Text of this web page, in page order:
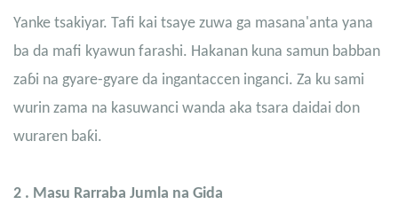
Yanke tsakiyar. Tafi kai tsaye zuwa ga masana'anta yana
ba da mafi kyawun farashi. Hakanan kuna samun babban
zaɓi na gyare-gyare da ingantaccen inganci. Za ku sami
wurin zama na kasuwanci wanda aka tsara daidai don
wuraren baƙi.
2 . Masu Rarraba Jumla na Gida